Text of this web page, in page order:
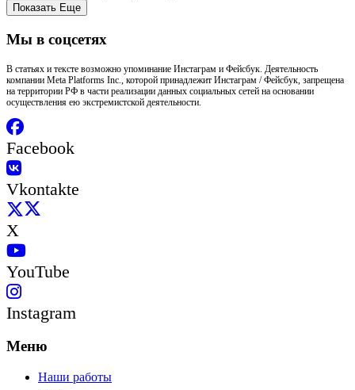
Показать Еще
Мы в соцсетях
В статьях и тексте возможно упоминание Инстаграм и Фейсбук. Деятельность
компании Meta Platforms Inc., которой принадлежит Инстаграм / Фейсбук, запрещена
на территории РФ в части реализации данных социальных сетей на основании
осуществления ею экстремистской деятельности.
Facebook
Vkontakte
X
YouTube
Instagram
Меню
Наши работы